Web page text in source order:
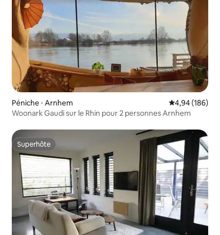
Péniche ⋅ Arnhem Évaluation
4,94 (186)
Woonark Gaudi sur le Rhin pour 2 personnes Arnhem
Superhôte
Superhôte